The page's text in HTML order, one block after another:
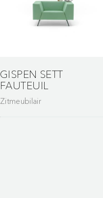
GISPEN SETT
FAUTEUIL
Zitmeubilair